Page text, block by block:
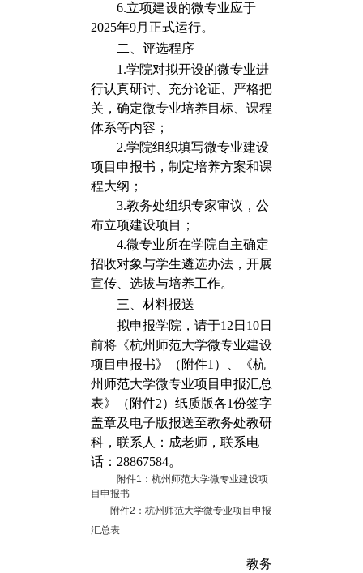
6.立项建设的微专业应于
2025年9月正式运行。
二、评选程序
1.学院对拟开设的微专业进
行认真研讨、充分论证、严格把
关，确定微专业培养目标、课程
体系等内容；
2.学院组织填写微专业建设
项目申报书，制定培养方案和课
程大纲；
3.教务处组织专家审议，公
布立项建设项目；
4.微专业所在学院自主确定
招收对象与学生遴选办法，开展
宣传、选拔与培养工作。
三、材料报送
拟申报学院，请于12日10日
前将《杭州师范大学微专业建设
项目申报书》（附件1）、《杭
州师范大学微专业项目申报汇总
表》（附件2）纸质版各1份签字
盖章及电子版报送至教务处教研
科，联系人：成老师，联系电
话：28867584。
附件1：杭州师范大学微专业建设项
目申报书
附件2：杭州师范大学微专业项目申报
汇总表
教务